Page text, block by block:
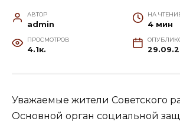
АВТОР
admin
НА
4 мин
ПРОСМОТРОВ
4.1к.
Уважаемые жители Советского
Основной орган социальной